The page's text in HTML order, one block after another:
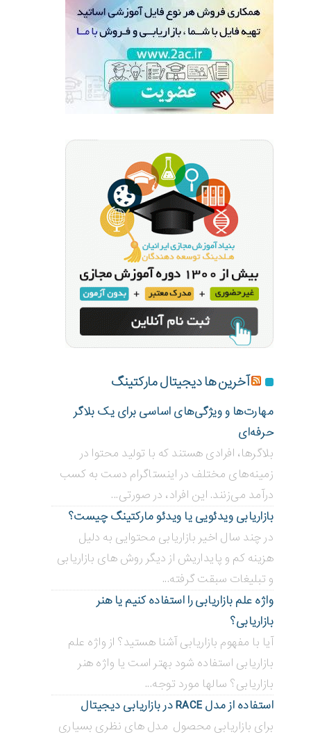
آخرین ها دیجیتال مارکتینگ
مهارت‌ها و ویژگی‌های اساسی برای یک بلاگر
حرفه‌ای
بلاگر‌ها، افرادی هستند که با تولید محتوا در
زمینه‌های مختلف در اینستاگرام دست به کسب
درآمد می‌زنند. این افراد، در صورتی...
بازاریابی ویدئویی ‌یا ویدئو مارکتینگ چیست؟
در چند سال اخیر بازاریابی محتوایی به دلیل
هزینه کم و پایداریش از دیگر روش های بازاریابی
و تبلیغات سبقت گرفته...
واژه علم بازاریابی را استفاده کنیم یا هنر
بازاریابی؟
آیا با مفهوم بازاریابی آشنا هستید؟ از واژه علم
بازاریابی استفاده شود بهتر است یا واژه هنر
بازاریابی؟ سالها مورد توجه...
استفاده از مدل RACE در بازاریابی دیجیتال
برای بازاریابی محصول مدل های نظری بسیاری